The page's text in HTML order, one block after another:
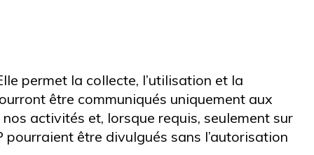
permet la collecte, l’utilisation et la
être communiqués uniquement aux
activités et, lorsque requis, seulement sur
être divulgués sans l’autorisation